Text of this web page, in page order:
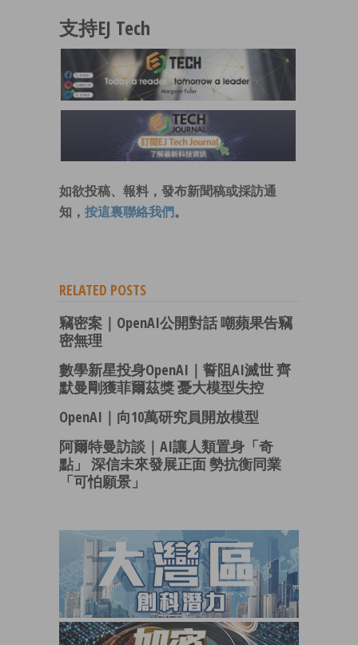
支持EJ Tech
如欲投稿、報料，發布新聞稿或採訪通
知， 按這裏聯絡我們 。
RELATED POSTS
竊密案｜OpenAI公開對話 嘲蘋果告竊
密無理
數學新星投身OpenAI｜誓阻AI滅世 齊
默曼剛獲菲爾茲獎 憂大模型失控
OpenAI｜向10萬研究員開放模型
阿爾特曼訪談｜AI讓人類置身「奇
點」 深信未來發展正面 勢抗衡同業
「可怕願景」